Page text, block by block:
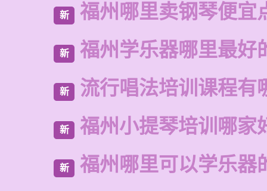
新 福州哪里卖钢琴便宜
新 福州学乐器哪里最好
新 流行唱法培训课程有
新 福州小提琴培训哪家
新 福州哪里可以学乐器